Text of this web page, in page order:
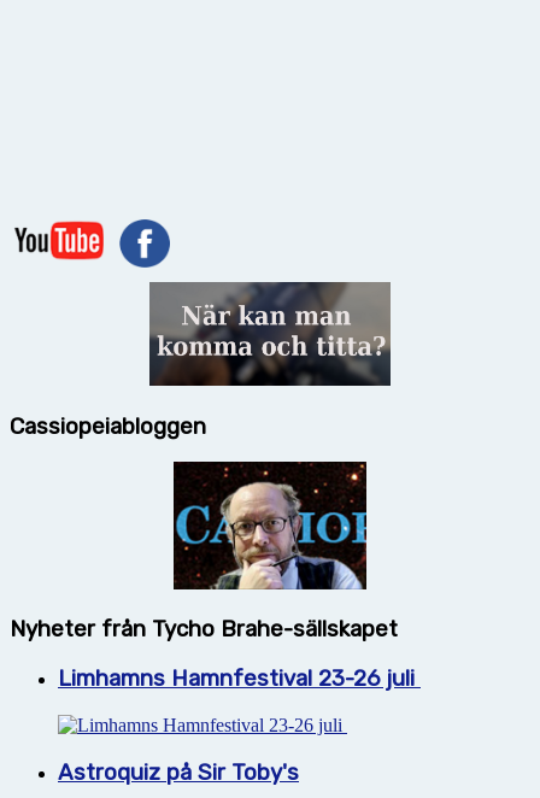
Cassiopeiabloggen
Nyheter från Tycho Brahe-sällskapet
Limhamns Hamnfestival 23-26 juli
Astroquiz på Sir Toby's